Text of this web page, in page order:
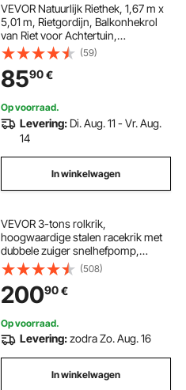
VEVOR Natuurlijk Riethek, 1,67 m x
5,01 m, Rietgordijn, Balkonhekrol
van Riet voor Achtertuin,
Decoratieve Hek voor Tuinhek,
Scheidingswand, Privacyscherm,
Bruin
(59)
8590€
Op voorraad.
Levering: Di. Aug. 11 - Vr. Aug.
14
In winkelwagen
VEVOR 3-tons rolkrik,
hoogwaardige stalen racekrik met
dubbele zuiger snelhefpomp,
vlakke krik 95-495 mm autokrik
(508)
20090€
Op voorraad.
Levering:zodra Zo. Aug. 16
In winkelwagen